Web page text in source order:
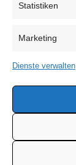
Statistiken
Marketing
Dienste verwalten